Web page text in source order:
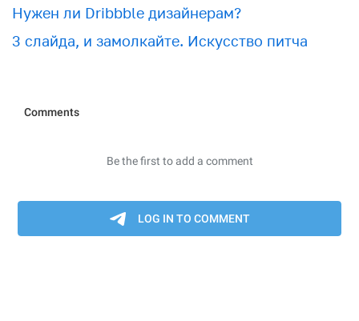
Нужен ли Dribbble дизайнерам?
3 слайда, и замолкайте. Искусство питча